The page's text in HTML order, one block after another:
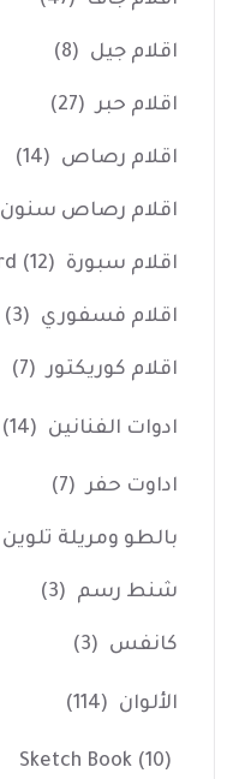
اقلام جيل (8)
اقلام حبر (27)
اقلام رصاص (14)
اقلام رصاص سنون
اقلام سبورة White Board (12)
اقلام فسفوري (3)
اقلام كوريكتور (7)
ادوات الفنانين (14)
اداوت حفر (7)
بالطو ومريلة تلوين
شنط رسم (3)
كانفس (3)
الألوان (114)
Sketch Book (10)